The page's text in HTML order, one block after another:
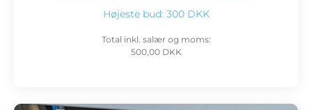
Højeste bud: 300 DKK
Total inkl. salær og moms:
500,00 DKK